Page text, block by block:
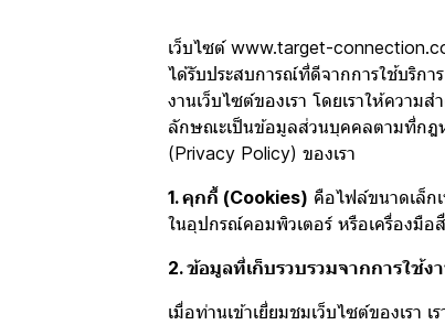
เว็บไซต์ www.target-
ได้รับประสบการณ์ที่ดีจากการใช้บริก
งานเว็บไซต์ของเรา โดยเราให้ควา
ลักษณะเป็นข้อมูลส่วนบุคคลตามที่กฎห
(Privacy Policy) ของเรา
1. คุกกี้ (Cookies) คือไฟล์ขนาดเล็ก
ในอุปกรณ์คอมพิวเตอร์ หรือเครื่องมือ
2. ข้อมูลที่เก็บรวบรวมจากการใช้ง
เมื่อท่านเข้าเยี่ยมชมเว็บไซต์ของเรา